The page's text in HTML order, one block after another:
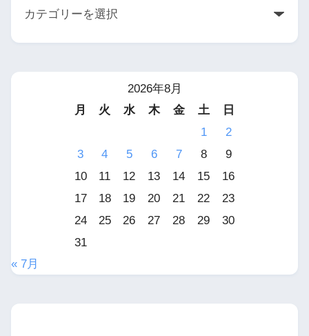
2026年8月
月
火 水 木 金 土
日
1
2
3
4 5 6 7 8
9
10
11 12 13 14 15
16
17
18 19 20 21 22
23
24
25 26 27 28 29
30
31
« 7月